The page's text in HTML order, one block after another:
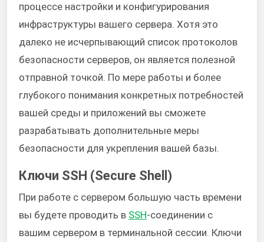
процессе настройки и конфигурирования
инфраструктуры вашего сервера. Хотя это
далеко не исчерпывающий список протоколов
безопасности серверов, он является полезной
отправной точкой. По мере работы и более
глубокого понимания конкретных потребностей
вашей среды и приложений вы сможете
разрабатывать дополнительные меры
безопасности для укрепления вашей базы.
Ключи SSH (Secure Shell)
При работе с сервером большую часть времени
вы будете проводить в SSH-соединении с
вашим сервером в терминальной сессии. Ключи